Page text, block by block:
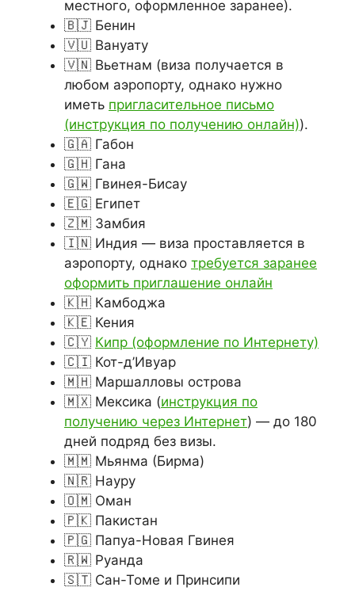
местного, оформленное заранее).
🇧🇯 Бенин
🇻🇺 Вануату
🇻🇳 Вьетнам (виза получается в
любом аэропорту, однако нужно
иметь пригласительное письмо
(инструкция по получению онлайн)).
🇬🇦 Габон
🇬🇭 Гана
🇬🇼 Гвинея-Бисау
🇪🇬 Египет
🇿🇲 Замбия
🇮🇳 Индия — виза проставляется в
аэропорту, однако требуется заранее
оформить приглашение онлайн
🇰🇭 Камбоджа
🇰🇪 Кения
🇨🇾 Кипр (оформление по Интернету)
🇨🇮 Кот-д’Ивуар
🇲🇭 Маршалловы острова
🇲🇽 Мексика (инструкция по
получению через Интернет) — до 180
дней подряд без визы.
🇲🇲 Мьянма (Бирма)
🇳🇷 Науру
🇴🇲 Оман
🇵🇰 Пакистан
🇵🇬 Папуа-Новая Гвинея
🇷🇼 Руанда
🇸🇹 Сан-Томе и Принсипи